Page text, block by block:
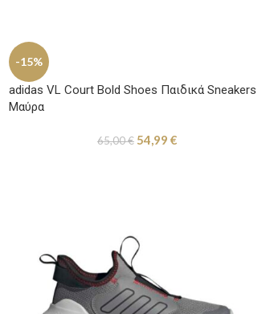
-15%
adidas VL Court Bold Shoes Παιδικά Sneakers
Μαύρα
65,00€ 54,99 €